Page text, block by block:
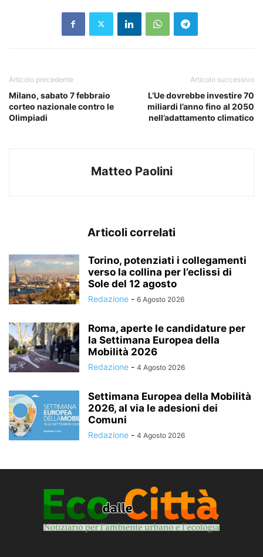
Articolo precedente
Milano, sabato 7 febbraio
corteo nazionale contro le
Olimpiadi
Articolo successivo
L’Ue dovrebbe investire 70
miliardi l’anno fino al 2050
nell’adattamento climatico
Matteo Paolini
Articoli correlati
Torino, potenziati i collegamenti
verso la collina per l’eclissi di
Sole del 12 agosto
Redazione - 6 Agosto 2026
Roma, aperte le candidature per
la Settimana Europea della
Mobilità 2026
Redazione - 4 Agosto 2026
Settimana Europea della Mobilità
2026, al via le adesioni dei
Comuni
Redazione - 4 Agosto 2026